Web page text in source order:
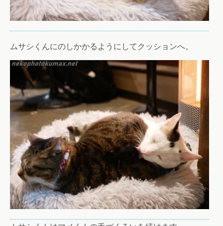
ムサシくんにのしかかるようにしてクッションへ。